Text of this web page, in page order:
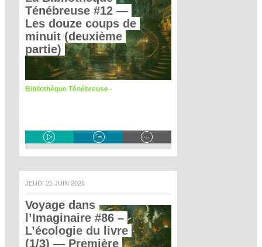
Ténébreuse #12 —
Les douze coups de
minuit (deuxième
partie)
Bibliothèque Ténébreuse -
JEUDI 25 JUIN 2026
Voyage dans
l’Imaginaire #86 –
L’écologie du livre
(1/3) — Première